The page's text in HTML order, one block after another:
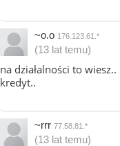
~o.o 176.123.61.*
(13 lat temu)
na działalności to
kredyt..
~rrr 77.58.81.*
(13 lat temu)